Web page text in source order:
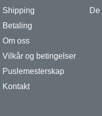
Shipping
Betaling
Om oss
Vilkår og betingelser
Puslemesterskap
Kontakt